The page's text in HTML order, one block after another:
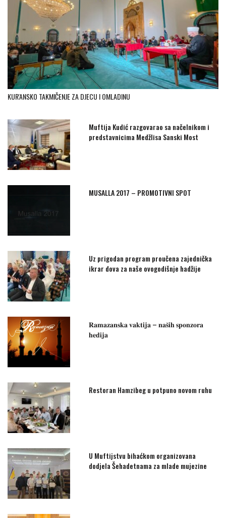
KUR'ANSKO TAKMIČENJE ZA DJECU I OMLADINU
Muftija Kudić razgovarao sa načelnikom i
predstavnicima Medžlisa Sanski Most
MUSALLA 2017 – PROMOTIVNI SPOT
Uz prigodan program proučena zajednička
ikrar dova za naše ovogodišnje hadžije
𝐑𝐚𝐦𝐚𝐳𝐚𝐧𝐬𝐤𝐚 𝐯𝐚𝐤𝐭𝐢𝐣𝐚 – 𝐧𝐚𝐬̌𝐢𝐡 𝐬𝐩𝐨𝐧𝐳𝐨𝐫𝐚
𝐡𝐞𝐝𝐢𝐣𝐚
Restoran Hamzibeg u potpuno novom ruhu
U Muftijstvu bihaćkom organizovana
dodjela Šehadetnama za mlade mujezine